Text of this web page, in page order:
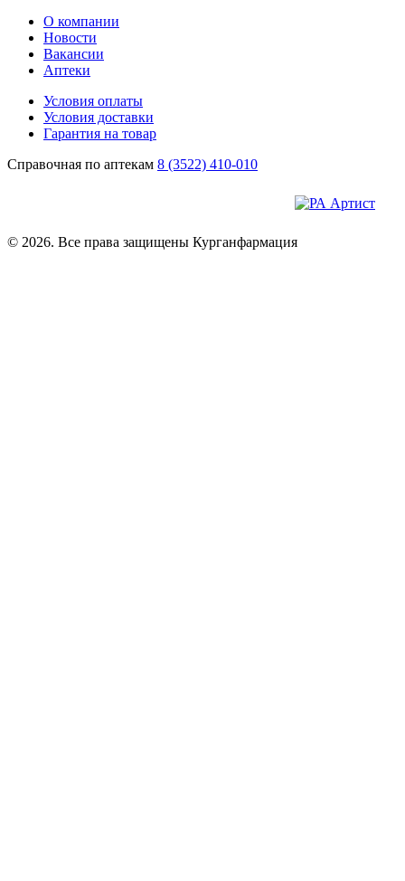
О компании
Новости
Вакансии
Аптеки
Условия оплаты
Условия доставки
Гарантия на товар
Справочная по аптекам 8 (3522) 410-010
© 2026. Все права защищены Курганфармация